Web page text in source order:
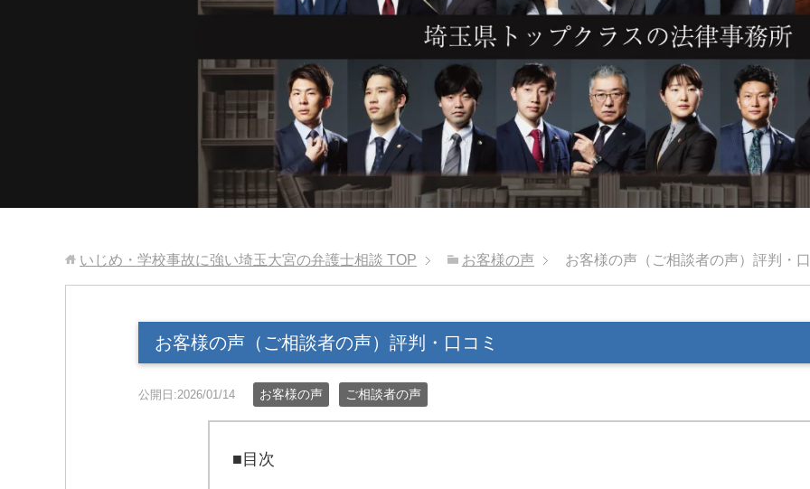
いじめ・学校事故に強い埼玉大宮の弁護士相談 TOP お客様の声 お客様の声（ご相談者の声）評判・
お客様の声（ご相談者の声）評判・口コミ
公開日:2026/01/14 お客様の声 ご相談者の声
■目次